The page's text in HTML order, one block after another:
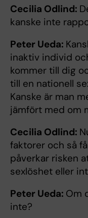
Cecilia Odlind:
kanske inte
Peter Ueda:
inaktiv individ
kommer till dig
till en nationell
Kanske är man
jämfört med om
Cecilia Odlind:
faktorer och så
påverkar risken
sexlöshet eller
Peter Ueda: Om
inte?